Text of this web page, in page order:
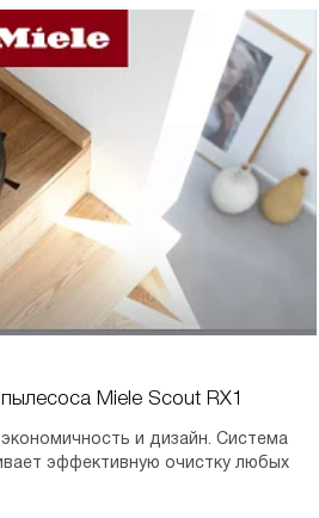
Miele Scout RX1
и дизайн. Система
эффективную очистку любых